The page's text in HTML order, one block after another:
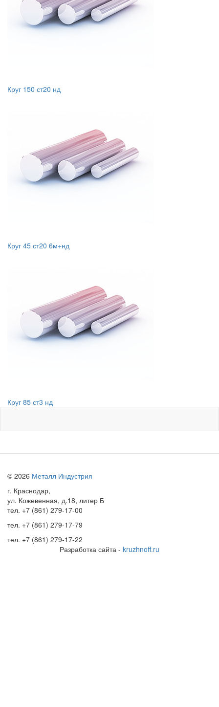
Круг 150 ст20 нд
Круг 45 ст20 6м+нд
Круг 85 ст3 нд
© 2026 Металл Индустрия
г. Краснодар,
ул. Кожевенная, д.18, литер Б
тел. +7 (861) 279-17-00
тел. +7 (861) 279-17-79
тел. +7 (861) 279-17-22
Разработка сайта - kruzhnoff.ru